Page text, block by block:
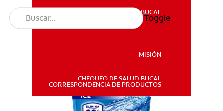
SALUD BUCAL
SALUD BUCAL
MISIÓN
CHEQUEO DE SALUD BUCAL
CORRESPONDENCIA DE PRODUCTOS
Toggle